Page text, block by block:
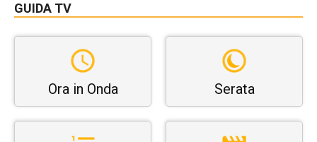
GUIDA TV
Ora in Onda Serata